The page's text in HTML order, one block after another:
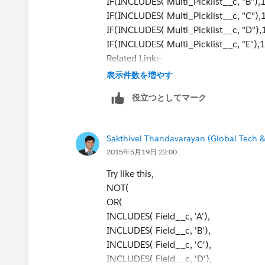
IF(INCLUDES( Multi_Picklist__c,
IF(INCLUDES( Multi_Picklist__c,
IF(INCLUDES( Multi_Picklist__c,
Related Link:-
https://success.salesforce.com/
https://developer.salesforce.com/
https://success.salesforce.com/
If this makes your solution , mark this
表示件数を増やす
役立つとしてマーク
Sakthivel Thandavarayan (Global Tech
2015年5月19日 22:00
Try like this,
NOT(
OR(
INCLUDES( Field__c, 'A'),
INCLUDES( Field__c, 'B'),
INCLUDES( Field__c, 'C'),
INCLUDES( Field__c, 'D'),